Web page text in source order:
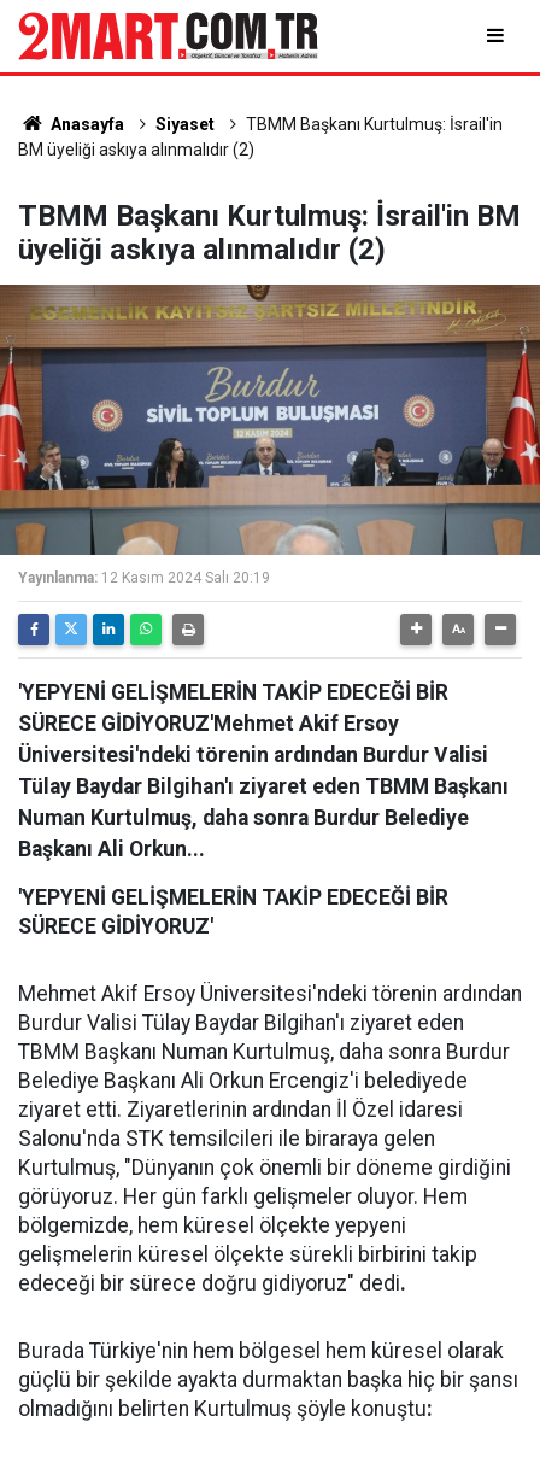
Anasayfa Siyaset
TBMM Başkanı Kurtulmuş: İsrail'in
BM üyeliği askıya alınmalıdır (2)
TBMM Başkanı Kurtulmuş: İsrail'in BM
üyeliği askıya alınmalıdır (2)
Yayınlanma: 12 Kasım 2024 Salı 20:19
'YEPYENİ GELİŞMELERİN TAKİP EDECEĞİ BİR
SÜRECE GİDİYORUZ'Mehmet Akif Ersoy
Üniversitesi'ndeki törenin ardından Burdur Valisi
Tülay Baydar Bilgihan'ı ziyaret eden TBMM Başkanı
Numan Kurtulmuş, daha sonra Burdur Belediye
Başkanı Ali Orkun...
'YEPYENİ GELİŞMELERİN TAKİP EDECEĞİ BİR
SÜRECE GİDİYORUZ'
Mehmet Akif Ersoy Üniversitesi'ndeki törenin ardından
Burdur Valisi Tülay Baydar Bilgihan'ı ziyaret eden
TBMM Başkanı Numan Kurtulmuş, daha sonra Burdur
Belediye Başkanı Ali Orkun Ercengiz'i belediyede
ziyaret etti. Ziyaretlerinin ardından İl Özel idaresi
Salonu'nda STK temsilcileri ile biraraya gelen
Kurtulmuş, "Dünyanın çok önemli bir döneme girdiğini
görüyoruz. Her gün farklı gelişmeler oluyor. Hem
bölgemizde, hem küresel ölçekte yepyeni
gelişmelerin küresel ölçekte sürekli birbirini takip
edeceği bir sürece doğru gidiyoruz" dedi.
Burada Türkiye'nin hem bölgesel hem küresel olarak
güçlü bir şekilde ayakta durmaktan başka hiç bir şansı
olmadığını belirten Kurtulmuş şöyle konuştu: